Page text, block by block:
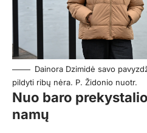
Dainora Dzimidė savo
pildyti ribų nėra. P. Židonio nuotr.
Nuo baro
namų